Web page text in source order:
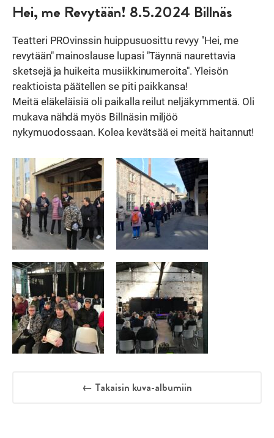
Hei, me Revytään! 8.5.2024 Billnäs
Teatteri PROvinssin huippusuosittu revyy "Hei, me
revytään" mainoslause lupasi "Täynnä naurettavia
sketsejä ja huikeita musiikkinumeroita". Yleisön
reaktioista päätellen se piti paikkansa!
Meitä eläkeläisiä oli paikalla reilut neljäkymmentä. Oli
mukava nähdä myös Billnäsin miljöö
nykymuodossaan. Kolea kevätsää ei meitä haitannut!
← Takaisin kuva-albumiin